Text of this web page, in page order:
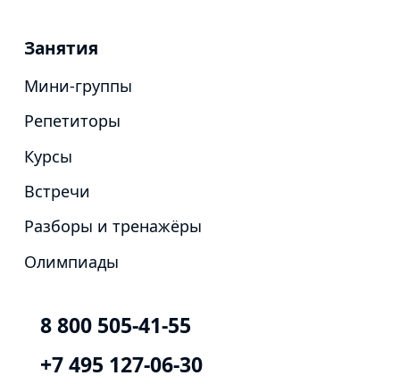
Занятия
Мини-группы
Репетиторы
Курсы
Встречи
Разборы и тренажёры
Олимпиады
8 800 505-41-55
+7 495 127-06-30